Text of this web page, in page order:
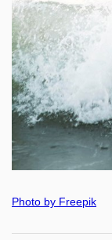
Photo by Freepik